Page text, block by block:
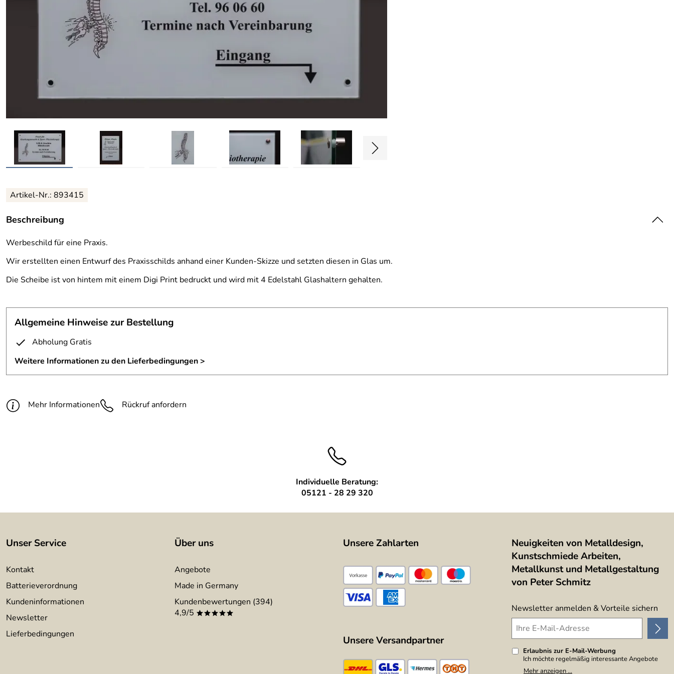
Artikel-Nr.: 893415
Beschreibung
Werbeschild für eine Praxis.
Wir erstellten einen Entwurf des Praxisschilds anhand einer Kunden-Skizze und setzten diesen in Glas um.
Die Scheibe ist von hintem mit einem Digi Print bedruckt und wird mit 4 Edelstahl Glashaltern gehalten.
Allgemeine Hinweise zur Bestellung
Abholung Gratis
Weitere Informationen zu den Lieferbedingungen >
Mehr Informationen Rückruf anfordern
Individuelle Beratung:
05121 - 28 29 320
Unser Service
Kontakt
Batterieverordnung
Kundeninformationen
Newsletter
Lieferbedingungen
Über uns
Angebote
Made in Germany
Kundenbewertungen (394)
4,9/5 *****
Unsere Zahlarten
Unsere Versandpartner
Neuigkeiten von Metalldesign,
Kunstschmiede Arbeiten,
Metallkunst und Metallgestaltung
von Peter Schmitz
Newsletter anmelden & Vorteile sichern
Erlaubnis zur E-Mail-Werbung
Ich möchte regelmäßig interessante Angebote
per E-Mail erhalten. Meine E-Mail-Adresse wird
Mehr anzeigen ...